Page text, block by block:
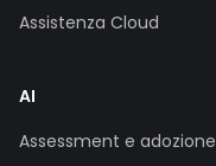
Assistenza Cloud
AI
Assessment e adozione